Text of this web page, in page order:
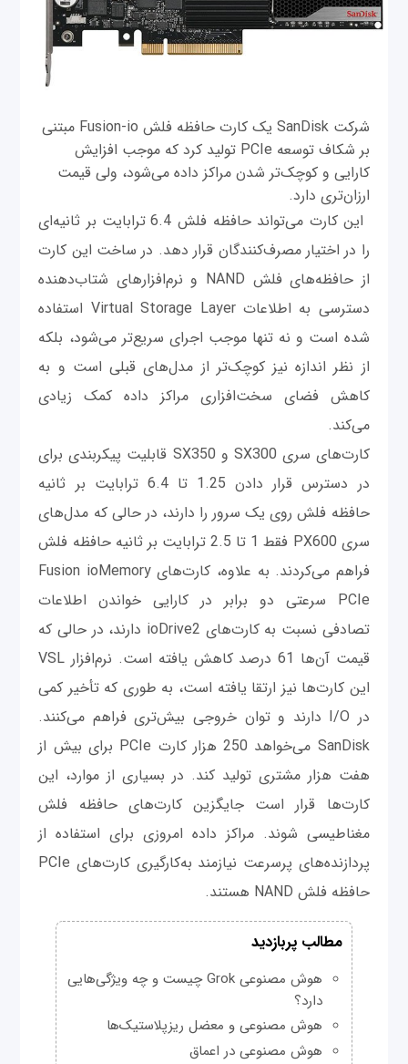
شرکت SanDisk یک کارت حافظه فلش Fusion-io مبتنی
بر شکاف توسعه PCIe تولید کرد که موجب افزایش
کارایی و کوچک‌تر شدن مراکز داده می‌شود، ولی قیمت
ارزان‌تری دارد.
این کارت می‌تواند حافظه فلش 6.4 ترابایت بر ثانیه‌ای
را در اختیار مصرف‌کنندگان قرار دهد. در ساخت این کارت
از حافظه‌های فلش NAND و نرم‌افزارهای شتاب‌دهنده
دسترسی به اطلاعات Virtual Storage Layer استفاده
شده است و نه تنها موجب اجرای سریع‌تر می‌شود، بلکه
از نظر اندازه نیز کوچک‌تر از مدل‌های قبلی است و به
کاهش فضای سخت‌افزاری مراکز داده کمک زیادی
می‌کند.
کارت‌های سری SX300 و SX350 قابلیت پیکربندی برای
در دسترس قرار دادن 1.25 تا 6.4 ترابایت بر ثانیه
حافظه فلش روی یک سرور را دارند، در حالی که مدل‌های
سری PX600 فقط 1 تا 2.5 ترابایت بر ثانیه حافظه فلش
فراهم می‌کردند. به علاوه، کارت‌های Fusion ioMemory
PCIe سرعتی دو برابر در کارایی خواندن اطلاعات
تصادفی نسبت به کارت‌های ioDrive2 دارند، در حالی که
قیمت آن‌ها 61 درصد کاهش یافته است. نرم‌افزار VSL
این کارت‌ها نیز ارتقا یافته است، به طوری که تأخیر کمی
در I/O دارند و توان خروجی بیش‌تری فراهم می‌کنند.
SanDisk می‌خواهد 250 هزار کارت PCIe برای بیش از
هفت هزار مشتری تولید کند. در بسیاری از موارد، این
کارت‌ها قرار است جایگزین کارت‌های حافظه فلش
مغناطیسی شوند. مراکز داده امروزی برای استفاده از
پردازنده‌های پرسرعت نیازمند به‌کارگیری کارت‌های PCIe
حافظه فلش NAND هستند.
مطالب پربازدید
هوش مصنوعی Grok چیست و چه ویژگی‌هایی
دارد؟
هوش مصنوعی و معضل ریزپلاستیک‌ها
هوش مصنوعی در اعماق